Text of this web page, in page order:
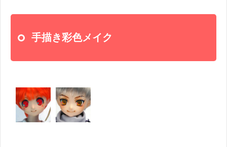
手描き彩色メイク